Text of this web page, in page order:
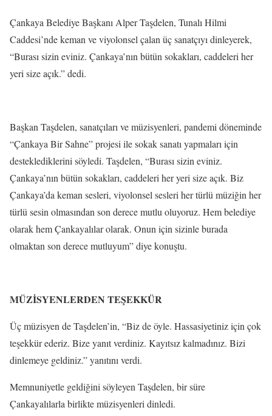
Çankaya Belediye Başkanı Alper Taşdelen, Tunalı Hilmi
Caddesi’nde keman ve viyolonsel çalan üç sanatçıyı dinleyerek,
“Burası sizin eviniz. Çankaya’nın bütün sokakları, caddeleri her
yeri size açık.” dedi.
Başkan Taşdelen, sanatçıları ve müzisyenleri, pandemi döneminde
“Çankaya Bir Sahne” projesi ile sokak sanatı yapmaları için
desteklediklerini söyledi. Taşdelen, “Burası sizin eviniz.
Çankaya’nın bütün sokakları, caddeleri her yeri size açık. Biz
Çankaya’da keman sesleri, viyolonsel sesleri her türlü müziğin her
türlü sesin olmasından son derece mutlu oluyoruz. Hem belediye
olarak hem Çankayalılar olarak. Onun için sizinle burada
olmaktan son derece mutluyum” diye konuştu.
MÜZİSYENLERDEN TEŞEKKÜR
Üç müzisyen de Taşdelen’in, “Biz de öyle. Hassasiyetiniz için çok
teşekkür ederiz. Bize yanıt verdiniz. Kayıtsız kalmadınız. Bizi
dinlemeye geldiniz.” yanıtını verdi.
Memnuniyetle geldiğini söyleyen Taşdelen, bir süre
Çankayalılarla birlikte müzisyenleri dinledi.